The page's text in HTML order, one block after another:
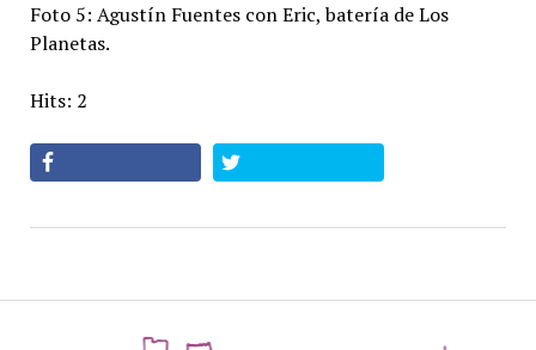
Foto 5: Agustín Fuentes con Eric, batería de Los
Planetas.
Hits: 2